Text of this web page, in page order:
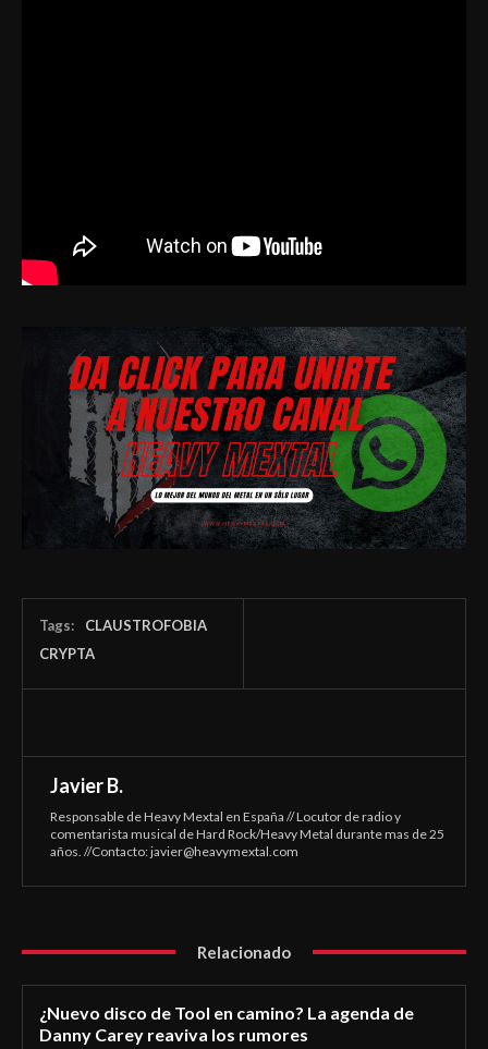
Tags:
CLAUSTROFOBIA
CRYPTA
Javier B.
Responsable de Heavy Mextal en España // Locutor de radio y
comentarista musical de Hard Rock/Heavy Metal durante mas de 25
años. //Contacto:javier@heavymextal.com
Relacionado
¿Nuevo disco de Tool en camino? La agenda de
Danny Carey reaviva los rumores